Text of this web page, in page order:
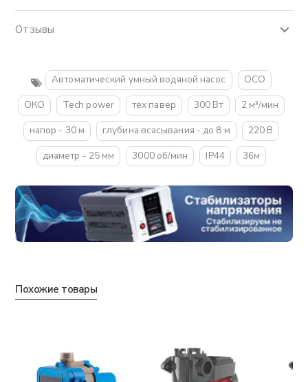
Отзывы
Автоматический умный водяной насос
OCO
ОКО
Tech power тех павер 300 Вт
2 м³/мин
напор - 30 м
глубина всасывания - до 8 м
220 В
диаметр - 25 мм
3000 об/мин IP44 36м
Похожие товары